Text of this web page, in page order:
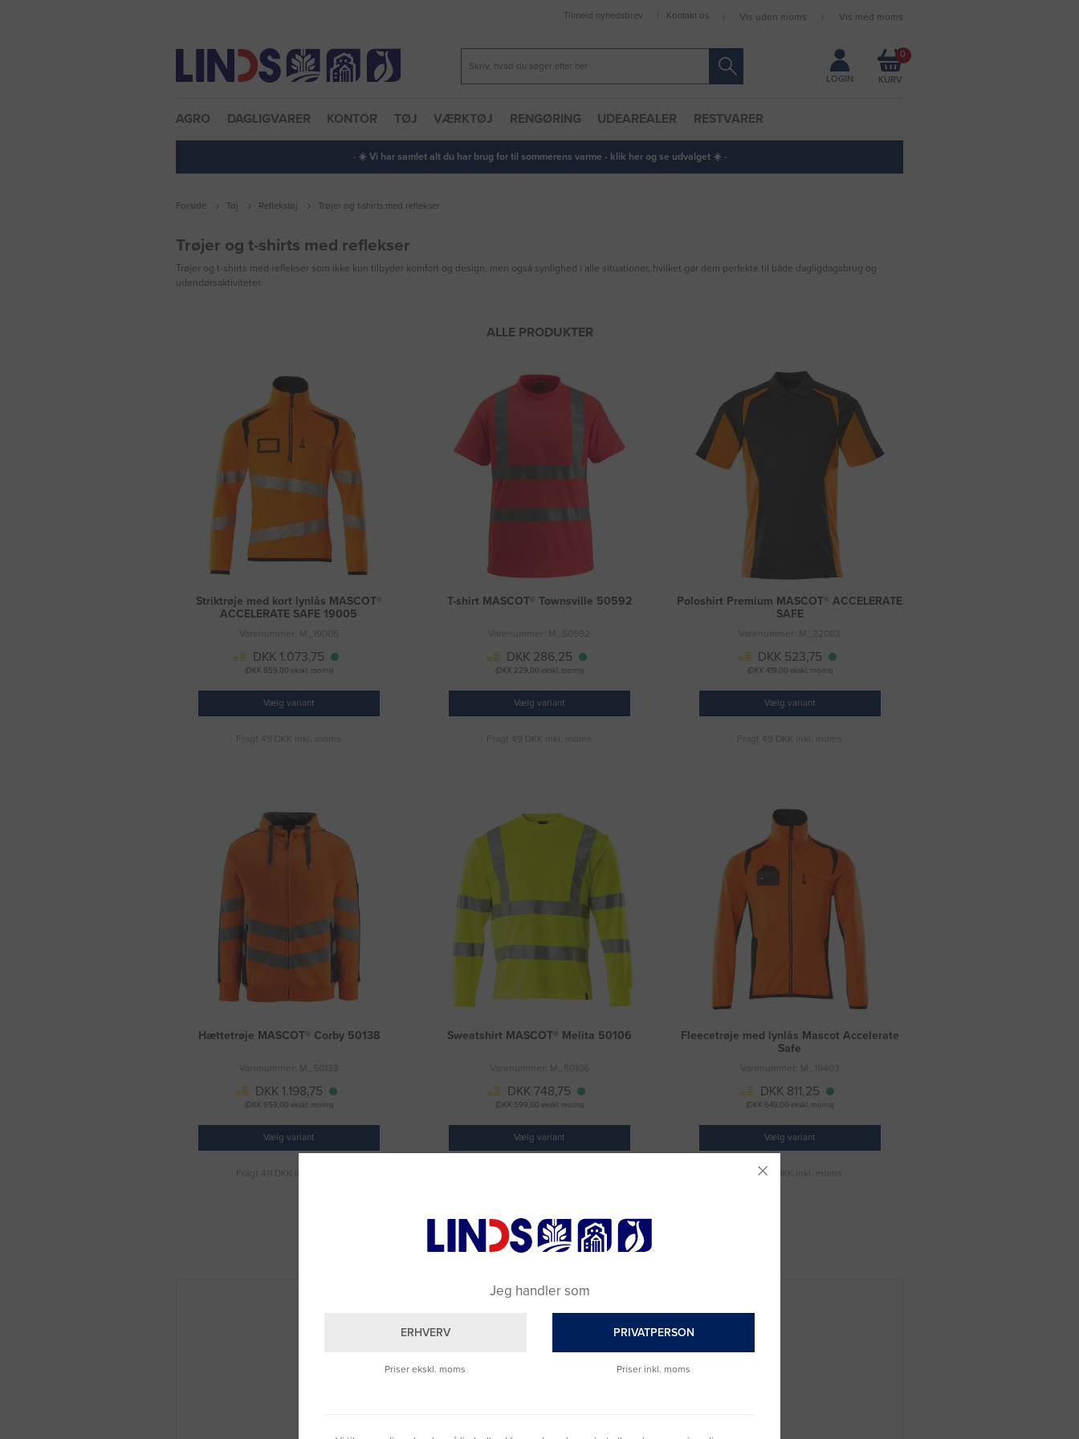
Forbliv logget ind
Tilmeld nyhedsbrev Kontakt os Vis uden moms Vis med moms
LOGIN
0
AGRO DAGLIGVARER KONTOR TØJ VÆRKTØJ RENGØRING UDEAREALER RESTVARER
· ☀️ Vi har samlet alt du har brug for til sommerens varme - klik her og se udvalget ☀️ ·
Forside Tøj Reflekstøj Trøjer og t-shirts med reflekser
Trøjer og t-shirts med reflekser
Trøjer og t-shirts med reflekser som ikke kun tilbyder komfort og design, men også synlighed i alle situationer, hvilket gør dem perfekte til både dagligdagsbrug og
udendørsaktiviteter.
ALLE PRODUKTER
Striktrøje med kort lynlås MASCOT®
ACCELERATE SAFE 19005
Varenummer: M_19005
DKK 1.073,75
(DKK 859,00 ekskl. moms)
Vælg variant
Fragt 49 DKK inkl. moms
T-shirt MASCOT® Townsville 50592
Varenummer: M_50592
DKK 286,25
(DKK 229,00 ekskl. moms)
Vælg variant
Fragt 49 DKK inkl. moms
Poloshirt Premium MASCOT® ACCELERATE
SAFE
Varenummer: M_22083
DKK 523,75
(DKK 419,00 ekskl. moms)
Vælg variant
Fragt 49 DKK inkl. moms
Hættetrøje MASCOT® Corby 50138
Varenummer: M_50138
DKK 1.198,75
(DKK 959,00 ekskl. moms)
Vælg variant
Fragt 49 DKK inkl. moms
Sweatshirt MASCOT® Melita 50106
Varenummer: M_50106
DKK 748,75
(DKK 599,00 ekskl. moms)
Vælg variant
Fleecetrøje med lynlås Mascot Accelerate
Safe
Varenummer: M_19403
DKK 811,25
(DKK 649,00 ekskl. moms)
Vælg variant
Fragt 49 DKK inkl. moms
Jeg handler som
ERHVERV
Priser ekskl. moms
PRIVATPERSON
Priser inkl. moms